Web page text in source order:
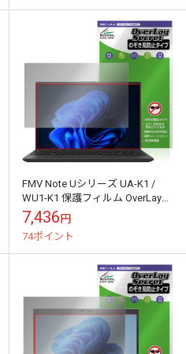
FMV Note Uシリーズ UA-K1 /
WU1-K1 保護フィルム OverLay
Secret for 富士通 ノートパソ...
7,436円
74ポイント